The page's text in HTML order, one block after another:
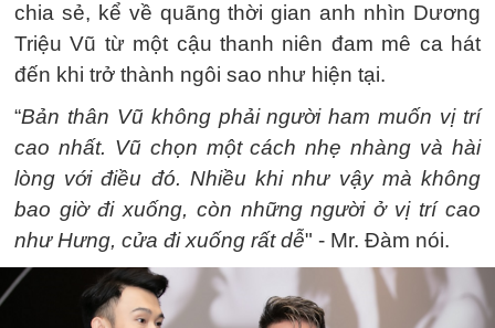
chia sẻ, kể về quãng thời gian anh nhìn Dương
Triệu Vũ từ một cậu thanh niên đam mê ca hát
đến khi trở thành ngôi sao như hiện tại.
“Bản thân Vũ không phải người ham muốn vị trí
cao nhất. Vũ chọn một cách nhẹ nhàng và hài
lòng với điều đó. Nhiều khi như vậy mà không
bao giờ đi xuống, còn những người ở vị trí cao
như Hưng, cửa đi xuống rất dễ" - Mr. Đàm nói.